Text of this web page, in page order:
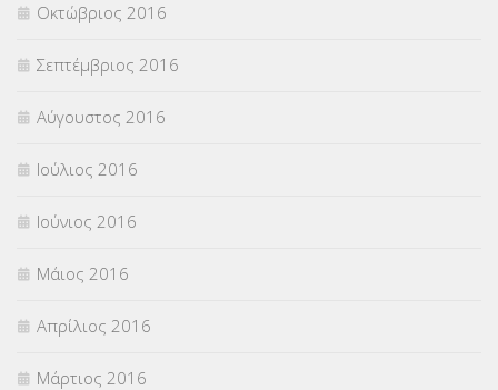
Οκτώβριος 2016
Σεπτέμβριος 2016
Αύγουστος 2016
Ιούλιος 2016
Ιούνιος 2016
Μάιος 2016
Απρίλιος 2016
Μάρτιος 2016